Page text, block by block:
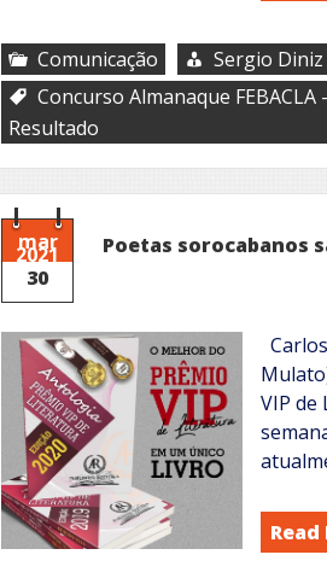
Comunicação
Sergio Diniz
Concurso Almanaque
Resultado
mar
2021
30
Poetas sorocabanos
VIP